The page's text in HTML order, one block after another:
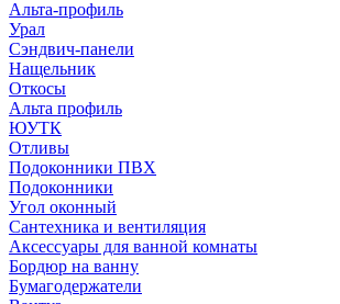
Альта-профиль
Урал
Сэндвич-панели
Нащельник
Откосы
Альта профиль
ЮУТК
Отливы
Подоконники ПВХ
Подоконники
Угол оконный
Сантехника и вентиляция
Аксессуары для ванной комнаты
Бордюр на ванну
Бумагодержатели